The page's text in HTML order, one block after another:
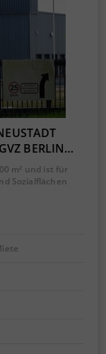
BERLIN…
m² und ist für
Sozialflächen